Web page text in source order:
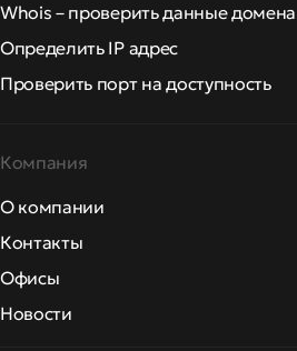
Whois – проверить данные домена
Определить IP адрес
Проверить порт на доступность
Компания
О компании
Контакты
Офисы
Новости